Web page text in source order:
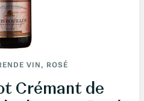
VIN, ROSÉ
Crémant de